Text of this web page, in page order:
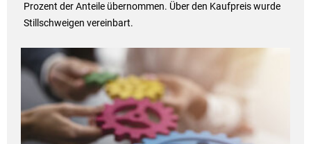
Prozent der Anteile übernommen. Über den Kaufpreis wurde
Stillschweigen vereinbart.